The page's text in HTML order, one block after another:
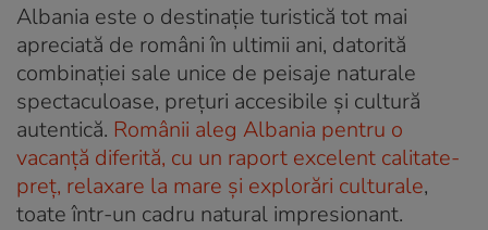
Albania este o destinație turistică tot mai
apreciată de români în ultimii ani, datorită
combinației sale unice de peisaje naturale
spectaculoase, prețuri accesibile și cultură
autentică. Românii aleg Albania pentru o
vacanță diferită, cu un raport excelent calitate-
preț, relaxare la mare și explorări culturale,
toate într-un cadru natural impresionant.